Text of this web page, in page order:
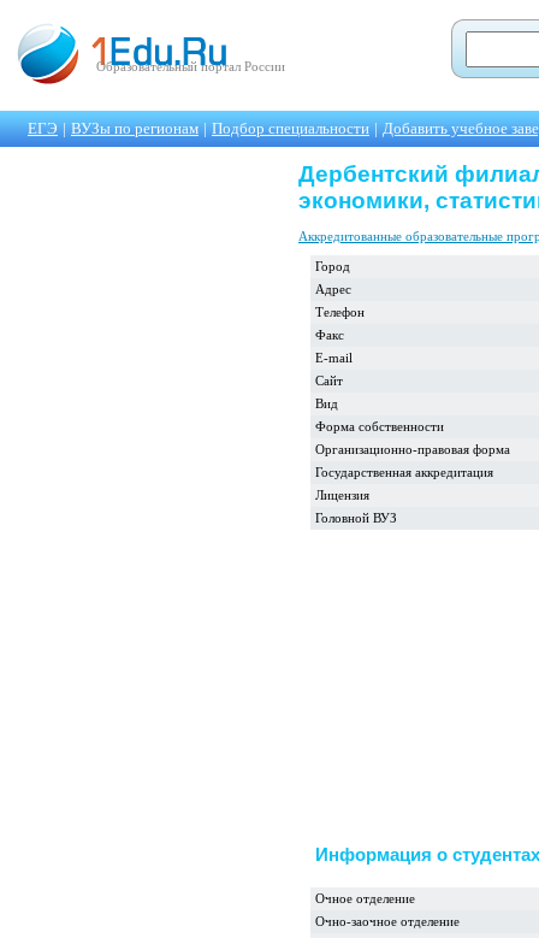
Образовательный портал России
ЕГЭ | ВУЗы по регионам | Подбор специальности | Добавить учебное
Дербентский
экономики,
Аккредитованные образовательные
Город
Адрес
Телефон
Факс
E-mail
Сайт
Вид
Форма собственности
Организационно-правовая форма
Государственная аккредитация
Лицензия
Головной ВУЗ
Информация о студентах
Очное отделение
Очно-заочное отделение